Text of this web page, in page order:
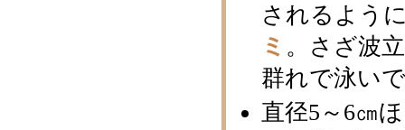
されるよう
ミ 。さざ波
群れで泳い
直径5～6㎝